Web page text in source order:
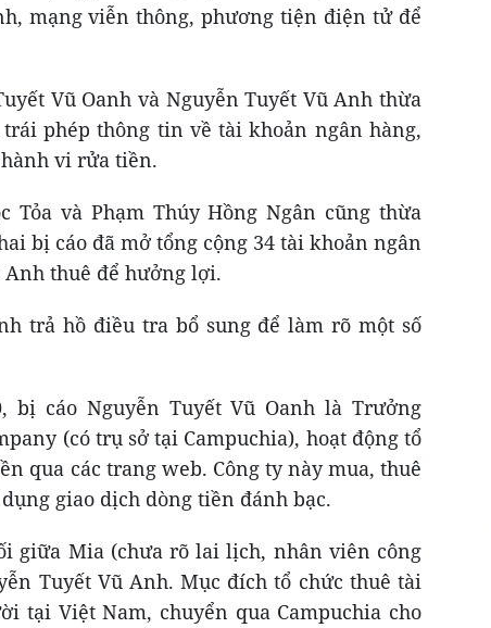
mạng viễn thông, phương tiện điện tử để
Vũ Oanh và Nguyễn Tuyết Vũ Anh thừa
phép thông tin về tài khoản ngân hàng,
vi rửa tiền.
Tỏa và Phạm Thúy Hồng Ngân cũng thừa
bị cáo đã mở tổng cộng 34 tài khoản ngân
Anh thuê để hưởng lợi.
trả hồ điều tra bổ sung để làm rõ một số
bị cáo Nguyễn Tuyết Vũ Oanh là Trưởng
(có trụ sở tại Campuchia), hoạt động tổ
qua các trang web. Công ty này mua, thuê
giao dịch dòng tiền đánh bạc.
giữa Mia (chưa rõ lai lịch, nhân viên công
Tuyết Vũ Anh. Mục đích tổ chức thuê tài
tại Việt Nam, chuyển qua Campuchia cho